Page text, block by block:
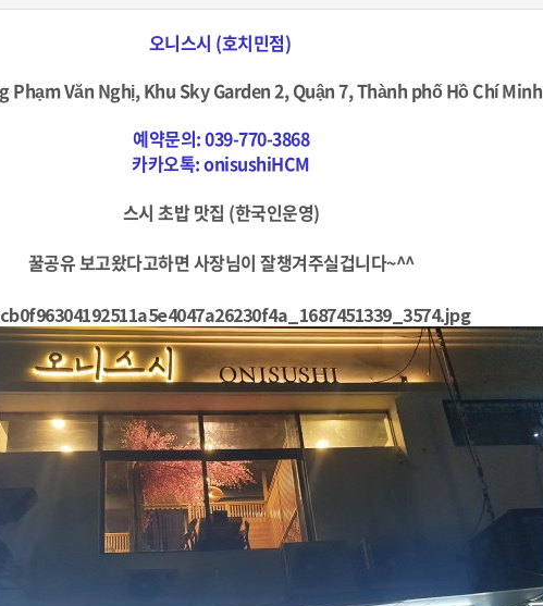
오니스시 (호치민점)
Phạm Văn Nghị, Khu Sky Garden 2, Quận 7, Thành phố Hồ Chí Minh
예약문의:039-770-3868
카카오톡:onisushiHCM
스시 초밥 맛집 (한국인운영)
꿀공유 보고왔다고하면 사장님이 잘챙겨주실겁니다~^^